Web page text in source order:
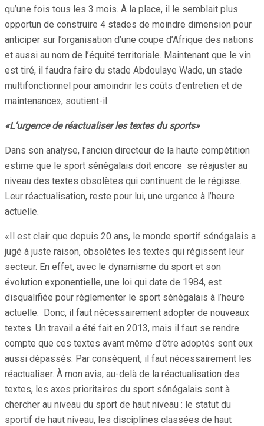
qu’une fois tous les 3 mois. À la place, il le semblait plus
opportun de construire 4 stades de moindre dimension pour
anticiper sur l’organisation d’une coupe d’Afrique des nations
et aussi au nom de l’équité territoriale. Maintenant que le vin
est tiré, il faudra faire du stade Abdoulaye Wade, un stade
multifonctionnel pour amoindrir les coûts d’entretien et de
maintenance», soutient-il.
«L’urgence de réactualiser les textes du sports»
Dans son analyse, l’ancien directeur de la haute compétition
estime que le sport sénégalais doit encore se réajuster au
niveau des textes obsolètes qui continuent de le régisse.
Leur réactualisation, reste pour lui, une urgence à l’heure
actuelle.
«Il est clair que depuis 20 ans, le monde sportif sénégalais a
jugé à juste raison, obsolètes les textes qui régissent leur
secteur. En effet, avec le dynamisme du sport et son
évolution exponentielle, une loi qui date de 1984, est
disqualifiée pour réglementer le sport sénégalais à l’heure
actuelle. Donc, il faut nécessairement adopter de nouveaux
textes. Un travail a été fait en 2013, mais il faut se rendre
compte que ces textes avant même d’être adoptés sont eux
aussi dépassés. Par conséquent, il faut nécessairement les
réactualiser. À mon avis, au-delà de la réactualisation des
textes, les axes prioritaires du sport sénégalais sont à
chercher au niveau du sport de haut niveau : le statut du
sportif de haut niveau, les disciplines classées de haut